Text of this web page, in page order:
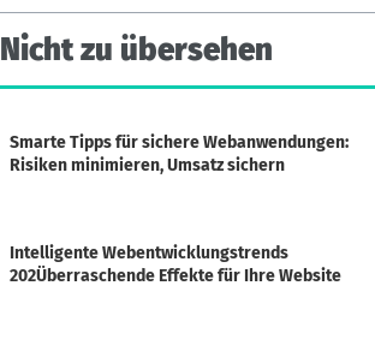
Nicht zu übersehen
Smarte Tipps für sichere Webanwendungen:
Risiken minimieren, Umsatz sichern
Intelligente Webentwicklungstrends
202Überraschende Effekte für Ihre Website